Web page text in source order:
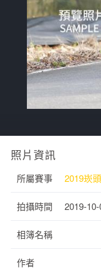
照片資訊
所屬賽事 2019崁
拍攝時間 2019-
相簿名稱
作者